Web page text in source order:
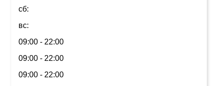
сб:
вс:
09:00 - 22:00
09:00 - 22:00
09:00 - 22:00